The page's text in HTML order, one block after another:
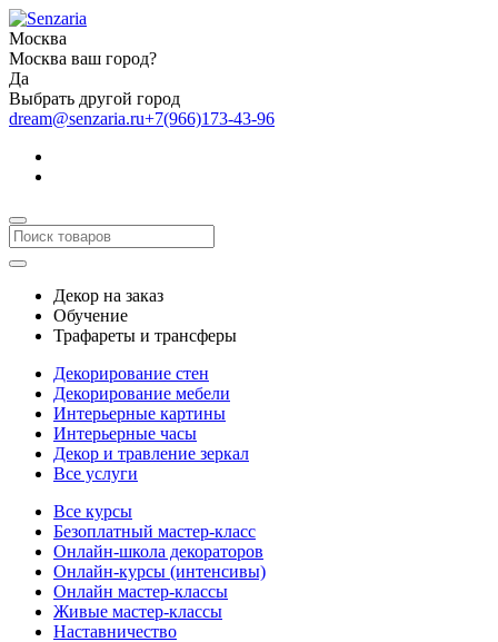
Москва
Москва ваш город?
Да
Выбрать другой город
dream@senzaria.ru+7(966)173-43-96
Декор на заказ
Обучение
Трафареты и трансферы
Декорирование стен
Декорирование мебели
Интерьерные картины
Интерьерные часы
Декор и травление зеркал
Все услуги
Все курсы
Безоплатный мастер-класс
Онлайн-школа декораторов
Онлайн-курсы (интенсивы)
Онлайн мастер-классы
Живые мастер-классы
Наставничество